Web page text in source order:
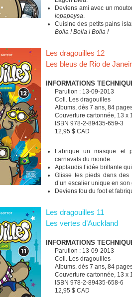
Deviens ami avec un
lopapeysa.
Cuisine des petits pains
Bolla ! Bolla ! Bolla !
Les dragouilles 12
Les bleus de Rio de
INFORMATIONS
Parution : 13-09-2013
Coll. Les dragouilles
Albums, dès 7 ans, 84
Couverture cartonnée, 13 x
ISBN 978-2-89435-659-3
12,95 $ CAD
Fabrique un masque et
carnavals du monde.
Applaudis l’idée brillante
Glisse tes pieds dans des
d’un escalier unique en son
Deviens fou du foot et
Les dragouilles 11
Les vertes d’Auckland
INFORMATIONS
Parution : 13-09-2013
Coll. Les dragouilles
Albums, dès 7 ans, 84
Couverture cartonnée, 13 x
ISBN 978-2-89435-658-6
12,95 $ CAD